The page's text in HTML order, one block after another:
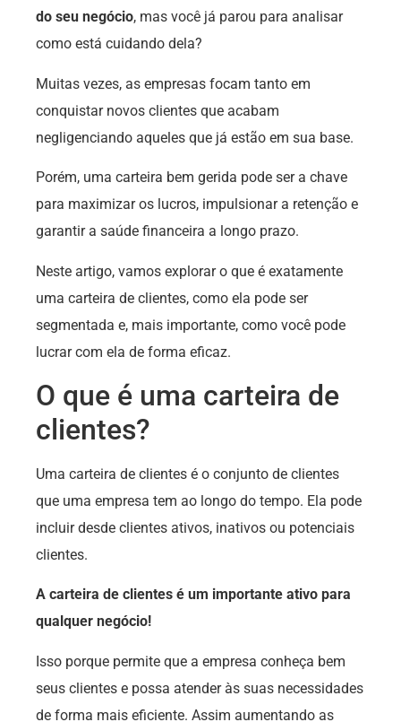
do seu negócio, mas você já parou para analisar
como está cuidando dela?
Muitas vezes, as empresas focam tanto em
conquistar novos clientes que acabam
negligenciando aqueles que já estão em sua base.
Porém, uma carteira bem gerida pode ser a chave
para maximizar os lucros, impulsionar a retenção e
garantir a saúde financeira a longo prazo.
Neste artigo, vamos explorar o que é exatamente
uma carteira de clientes, como ela pode ser
segmentada e, mais importante, como você pode
lucrar com ela de forma eficaz.
O que é uma carteira de
clientes?
Uma carteira de clientes é o conjunto de clientes
que uma empresa tem ao longo do tempo. Ela pode
incluir desde clientes ativos, inativos ou potenciais
clientes.
A carteira de clientes é um importante ativo para
qualquer negócio!
Isso porque permite que a empresa conheça bem
seus clientes e possa atender às suas necessidades
de forma mais eficiente. Assim aumentando as